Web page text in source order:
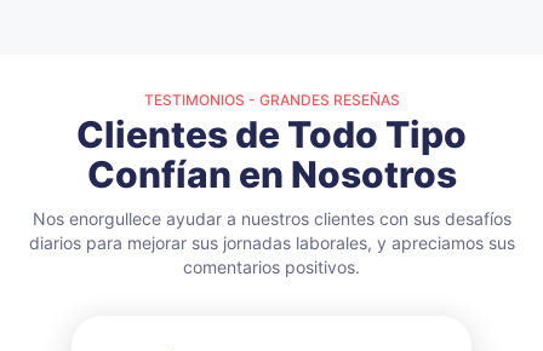
TESTIMONIOS - GRANDES RESEÑAS
Clientes de Todo Tipo
Confían en Nosotros
Nos enorgullece ayudar a nuestros clientes con sus desafíos
diarios para mejorar sus jornadas laborales, y apreciamos sus
comentarios positivos.